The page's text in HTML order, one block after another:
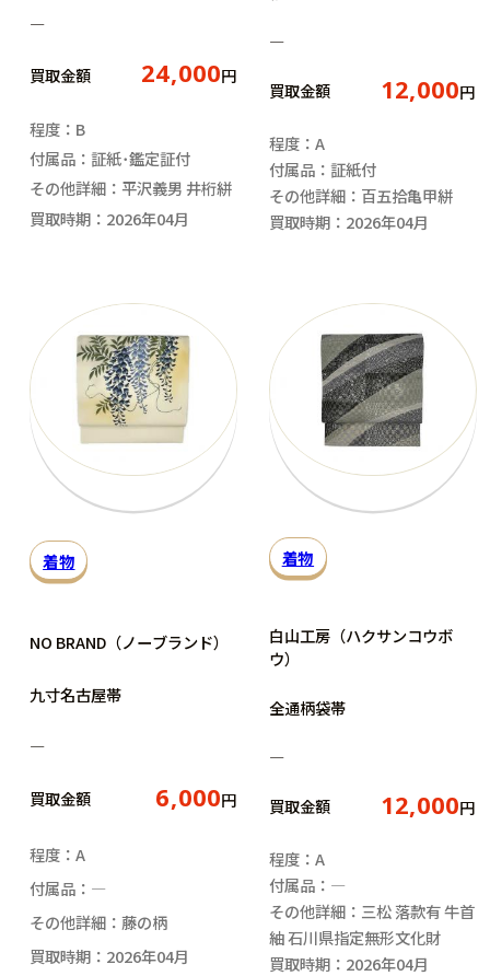
―
買取金額 24,000円
程度：B
付属品：証紙･鑑定証付
その他詳細：平沢義男 井桁絣
買取時期：2026年04月
―
買取金額 12,000円
程度：A
付属品：証紙付
その他詳細：百五拾亀甲絣
買取時期：2026年04月
着物
NO BRAND（ノーブランド）
九寸名古屋帯
―
買取金額 6,000円
程度：A
付属品：―
その他詳細：藤の柄
買取時期：2026年04月
着物
白山工房（ハクサンコウボ
ウ）
全通柄袋帯
―
買取金額 12,000円
程度：A
付属品：―
その他詳細：三松 落款有 牛首
紬 石川県指定無形文化財
買取時期：2026年04月